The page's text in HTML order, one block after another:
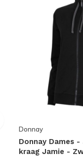
Donnay
Donnay Dames
kraag Jamie -